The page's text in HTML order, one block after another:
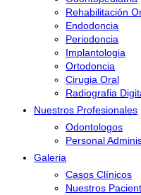
Rehabilitación
Endodoncia
Periodoncia
Implantologia
Ortodoncia
Cirugia Oral
Radiografia
Nuestros Profesionales
Odontologos
Personal
Galeria
Casos Clínicos
Nuestros